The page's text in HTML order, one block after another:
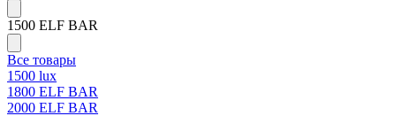
1500 ELF BAR
Все товары
1500 lux
1800 ELF BAR
2000 ELF BAR